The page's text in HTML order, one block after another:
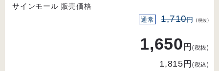
サインモール 販売価格
通常 1,710円 (税抜)
1,650円(税抜)
1,815円(税込)